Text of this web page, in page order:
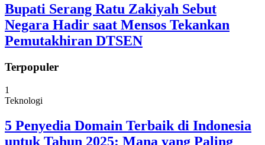
Bupati Serang Ratu Zakiyah Sebut
Negara Hadir saat Mensos Tekankan
Pemutakhiran DTSEN
Terpopuler
1
Teknologi
5 Penyedia Domain Terbaik di Indonesia
untuk Tahun 2025: Mana yang Paling